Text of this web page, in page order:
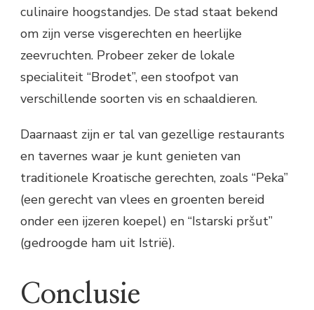
culinaire hoogstandjes. De stad staat bekend
om zijn verse visgerechten en heerlijke
zeevruchten. Probeer zeker de lokale
specialiteit “Brodet”, een stoofpot van
verschillende soorten vis en schaaldieren.
Daarnaast zijn er tal van gezellige restaurants
en tavernes waar je kunt genieten van
traditionele Kroatische gerechten, zoals “Peka”
(een gerecht van vlees en groenten bereid
onder een ijzeren koepel) en “Istarski pršut”
(gedroogde ham uit Istrië).
Conclusie